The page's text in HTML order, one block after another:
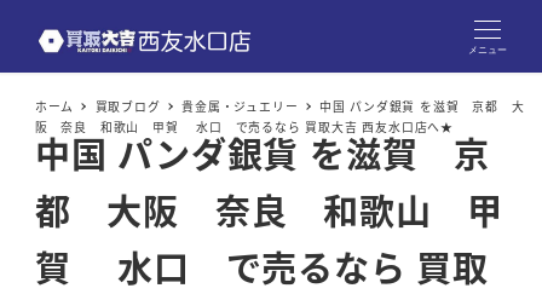
メニュー
ホーム 買取ブログ 貴金属・ジュエリー
中国 パンダ銀貨 を滋賀 京都 大
阪 奈良 和歌山 甲賀 水口 で売るなら 買取大吉 西友水口店へ★
中国 パンダ銀貨 を滋賀 京
都 大阪 奈良 和歌山 甲
賀 水口 で売るなら 買取